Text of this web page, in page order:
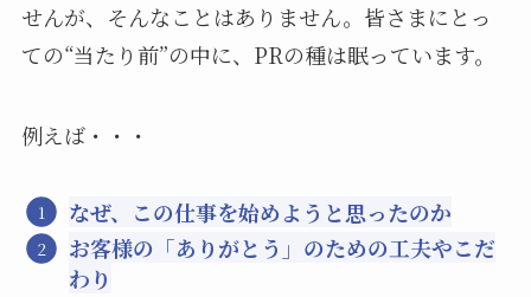
せんが、そんなことはありません。皆さまにとっ
ての“当たり前”の中に、PRの種は眠っています。
例えば・・・
なぜ、この仕事を始めようと思ったのか
お客様の「ありがとう」のための工夫やこだ
わり